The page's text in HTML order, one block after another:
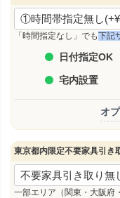
(
必
須
「時間指定なし」でも下記
日付指定OK
宅内設置
オ
東京都内限定不要家具引き
一部エリア（関東・大阪府